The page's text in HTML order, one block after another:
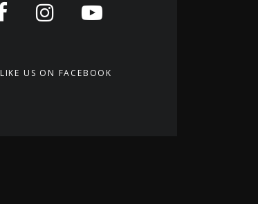
LIKE US ON FACEBOOK